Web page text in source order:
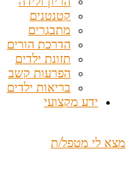
קטנטנים
מתבגרים
הדרכת הורים
תזונת ילדים
הפרעות קשב
בריאות ילדים
ידע מקצועי
מצא לי מטפל/ת